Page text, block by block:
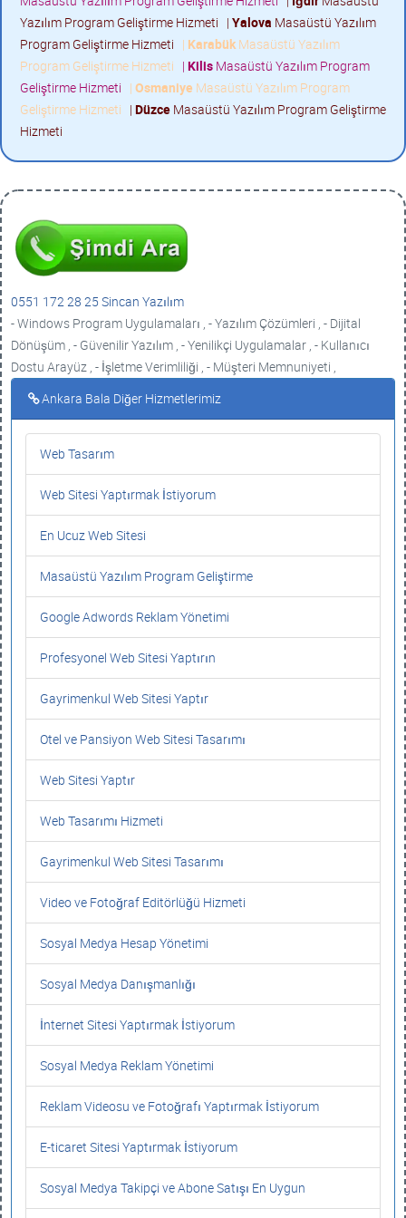
Yazılım Program Geliştirme Hizmeti | Yalova Masaüstü Yazılım
Program Geliştirme Hizmeti | KarabükMasaüstü Yazılım
Program Geliştirme Hizmeti | Kilis Masaüstü Yazılım Program
Geliştirme Hizmeti | Osmaniye Masaüstü Yazılım Program
Geliştirme Hizmeti | Düzce Masaüstü Yazılım Program Geliştirme
Hizmeti
0551 172 28 25 Sincan Yazılım
- Windows Program Uygulamaları , - Yazılım Çözümleri , - Dijital
Dönüşüm , - Güvenilir Yazılım , - Yenilikçi Uygulamalar , - Kullanıcı
Dostu Arayüz , - İşletme Verimliliği , - Müşteri Memnuniyeti ,
Ankara Bala Diğer Hizmetlerimiz
Web Tasarım
Web Sitesi Yaptırmak İstiyorum
En Ucuz Web Sitesi
Masaüstü Yazılım Program Geliştirme
Google Adwords Reklam Yönetimi
Profesyonel Web Sitesi Yaptırın
Gayrimenkul Web Sitesi Yaptır
Otel ve Pansiyon Web Sitesi Tasarımı
Web Sitesi Yaptır
Web Tasarımı Hizmeti
Gayrimenkul Web Sitesi Tasarımı
Video ve Fotoğraf Editörlüğü Hizmeti
Sosyal Medya Hesap Yönetimi
Sosyal Medya Danışmanlığı
İnternet Sitesi Yaptırmak İstiyorum
Sosyal Medya Reklam Yönetimi
Reklam Videosu ve Fotoğrafı Yaptırmak İstiyorum
E-ticaret Sitesi Yaptırmak İstiyorum
Sosyal Medya Takipçi ve Abone Satışı En Uygun